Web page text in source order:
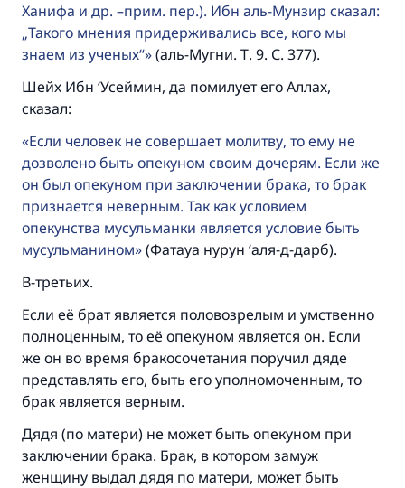
Ханифа и др. –прим. пер.). Ибн аль-Мунзир сказал:
„Такого мнения придерживались все, кого мы
знаем из ученых“ (аль-Мугни. Т. 9. С. 377).
Шейх Ибн ‘Усеймин, да помилует его Аллах,
сказал:
Если человек не совершает молитву, то ему не
дозволено быть опекуном своим дочерям. Если же
он был опекуном при заключении брака, то брак
признается неверным. Так как условием
опекунства мусульманки является условие быть
мусульманином (Фатауа нурун ‘аля-д-дарб).
В-третьих.
Если её брат является половозрелым и умственно
полноценным, то её опекуном является он. Если
же он во время бракосочетания поручил дяде
представлять его, быть его уполномоченным, то
брак является верным.
Дядя (по матери) не может быть опекуном при
заключении брака. Брак, в котором замуж
женщину выдал дядя по матери, может быть
(МУСЛИМ, № 1893).
Участвуйте сейчас!